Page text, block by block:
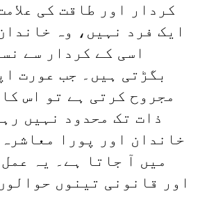
کردار اور طاقت کی
ایک فرد نہیں، وہ
اسی کے کردار سے
بگڑتی ہیں۔ جب عورت
مجروح کرتی ہے تو اس
ذات تک محدود نہیں
خاندان اور پورا
میں آ جاتا ہے۔ یہ عمل
اور قانونی تینوں